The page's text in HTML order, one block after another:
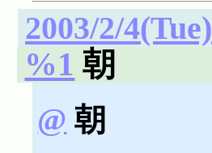
2003/2/4(Tue)
%1 朝
@ 朝